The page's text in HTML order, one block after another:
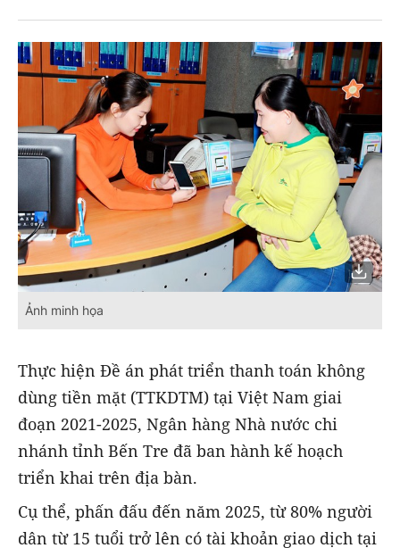
Ảnh minh họa
Thực hiện Đề án phát triển thanh toán không
dùng tiền mặt (TTKDTM) tại Việt Nam giai
đoạn 2021-2025, Ngân hàng Nhà nước chi
nhánh tỉnh Bến Tre đã ban hành kế hoạch
triển khai trên địa bàn.
Cụ thể, phấn đấu đến năm 2025, từ 80% người
dân từ 15 tuổi trở lên có tài khoản giao dịch tại